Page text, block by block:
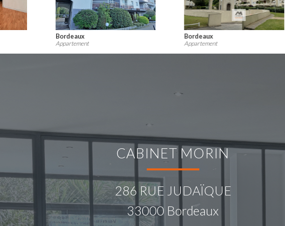
Talence
Appartement
Bordeaux
Appartement
CABINET MORIN
286 RUE JUDAÏQUE
33000 Bordeaux